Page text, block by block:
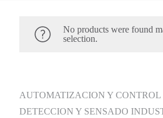
No products were found
selection.
AUTOMATIZACION Y CONTROL
DETECCION Y SENSADO